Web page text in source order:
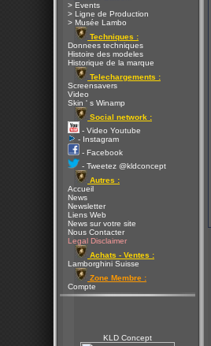
> Events
> Ligne de Production
> Musée Lambo
Techniques :
Donnees techniques
Histoire des modeles
Historique de la marque
Telechargements :
Screensavers
Video
Skin ' s Winamp
Social network :
- Video Youtube
- Instagram
- Facebook
- Tweetez @kldconcept
Autres :
Accueil
News
Newsletter
Liens Web
News sur votre site
Nous Contacter
Legal Disclaimer
Achats - Ventes :
Lamborghini Suisse
Zone Membre :
Compte
KLD Concept